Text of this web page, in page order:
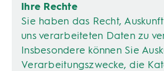
Ihre Rechte
Sie haben das Recht,
uns verarbeiteten Daten zu
Insbesondere können Sie
Verarbeitungszwecke, die